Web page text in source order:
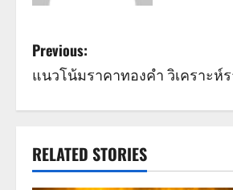
P
o
s
t
Previous:
แนวโน้มราคาทองคำ วิเคราะห์ร
RELATED STORIES